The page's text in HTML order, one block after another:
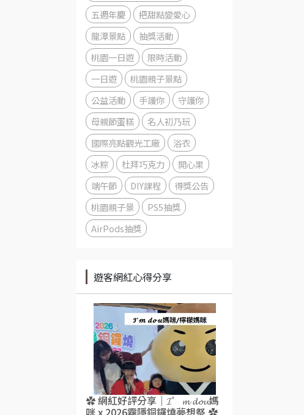
五週年慶
把甜點變愛心
龍潭景點
抽獎活動
桃園一日遊
限時活動
一日遊
桃園親子景點
公益活動
手護你
守護你
母親節蛋糕
名人初乃玩
國際亮點觀光工廠
浴衣
冰粽
杜拜巧克力
開心果
端午節
DIY課程
得獎公告
桃園親子景
PS5抽獎
AirPods抽獎
遊客網紅心得分享
✿ 網紅好評分享｜𝓘’𝓶 𝓭𝓸𝓾媽
咪 x 2026霧隱銅鑼燒夢想祭 ✿